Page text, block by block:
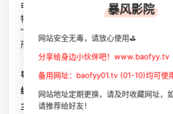
电影《阿尔巴特》以十三世纪的蒙古高原
特”(蒙古语，译为“十户”)的一次行动为线
“爱、忠诚、信念与誓言”的故事。影片塑
形象。虽然他们都是平凡的人，各...
导演： 照勒巴雅尔 / 查格德尔
编剧： 暂无
主演： 巴森 / 宝迪
暴风影院
网站安全无毒，请放心使用⛳
分享给身边小伙伴吧！www.baofyy.tv
备用网址：baofyy01.tv (01-10)均可使
网站地址定期更换，请及时收藏网址，
请推荐给好友！